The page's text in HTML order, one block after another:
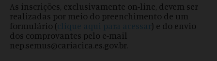
As inscrições, exclusivamente on-line, devem ser
realizadas por meio do preenchimento de um
formulário (clique aqui para acessar ) e do envio
dos comprovantes pelo e-mail
nep.semus@cariacica.es.gov.br.